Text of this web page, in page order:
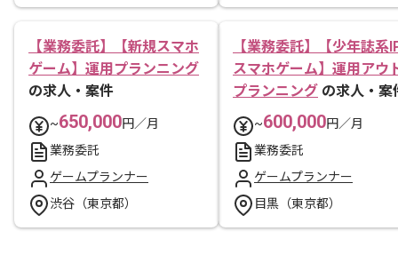
【業務委託】【新規スマホ
ゲーム】運用プランニング
の求人・案件
~650,000円／月
業務委託
ゲームプランナー
渋谷（東京都）
【業務委託】【少年誌系
スマホゲーム】運用アウ
プランニング の求人・案
~600,000円／月
業務委託
ゲームプランナー
目黒（東京都）